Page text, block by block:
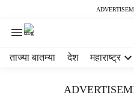
ताज्या बातम्या देश महाराष्ट्र